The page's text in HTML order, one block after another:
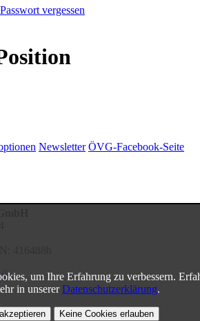
Passwort vergessen
um Ihre Erfahrung zu verbessern.
in unsererDatenschutzerklärung.
Keine Cookies erlauben
Newsletter ÖVG-Facebook-Seite